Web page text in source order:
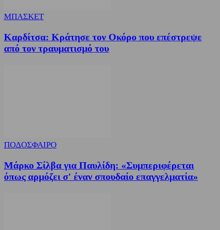
ΜΠΑΣΚΕΤ
Καρδίτσα: Κράτησε τον Οκόρο που επέστρεψε
από τον τραυματισμό του
ΠΟΔΟΣΦΑΙΡΟ
Μάρκο Σίλβα για Παυλίδη: «Συμπεριφέρεται
όπως αρμόζει σ' έναν σπουδαίο επαγγελματία»